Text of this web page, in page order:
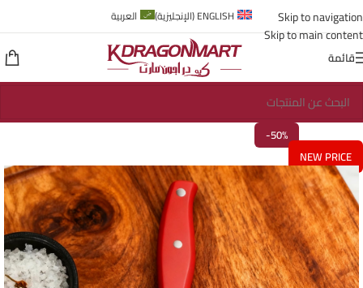
Skip to navigation
Skip to main content
ENGLISH
(الإنجليزية) العربية
قائمة
-50%
NEW PRICE